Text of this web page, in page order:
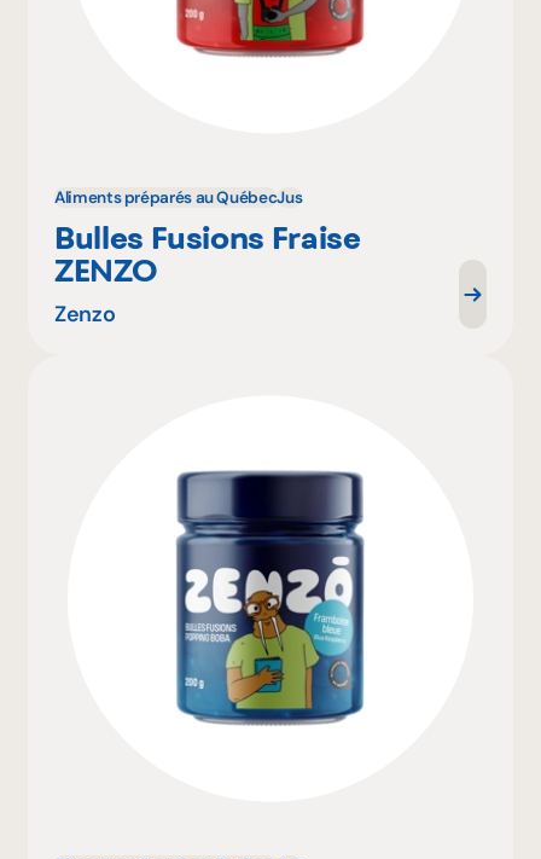
Aliments préparés au QuébecJus
Bulles Fusions Fraise
ZENZO
Zenzo